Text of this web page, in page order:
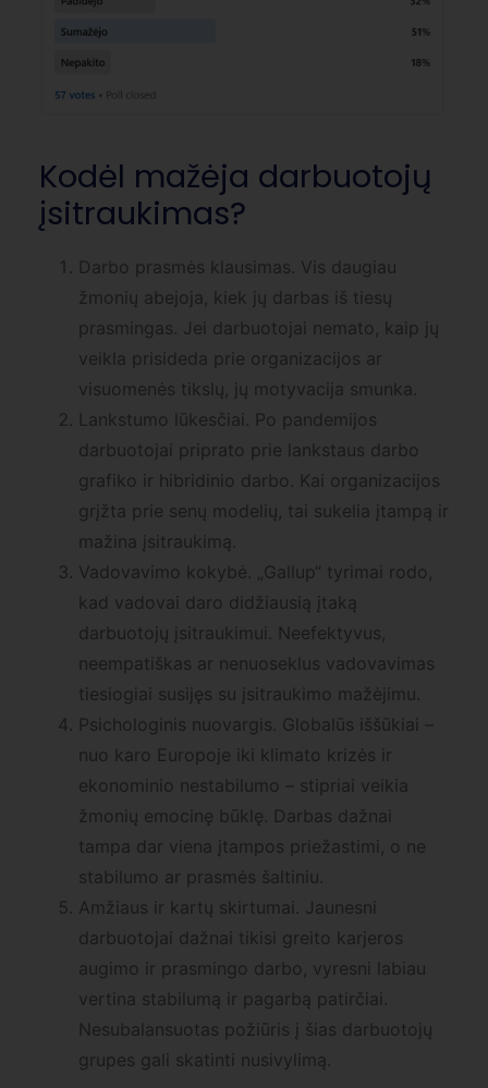
Kodėl mažėja darbuotojų
įsitraukimas?
Darbo prasmės klausimas. Vis daugiau
žmonių abejoja, kiek jų darbas iš tiesų
prasmingas. Jei darbuotojai nemato, kaip jų
veikla prisideda prie organizacijos ar
visuomenės tikslų, jų motyvacija smunka.
Lankstumo lūkesčiai. Po pandemijos
darbuotojai priprato prie lankstaus darbo
grafiko ir hibridinio darbo. Kai organizacijos
grįžta prie senų modelių, tai sukelia įtampą ir
mažina įsitraukimą.
Vadovavimo kokybė. „Gallup“ tyrimai rodo,
kad vadovai daro didžiausią įtaką
darbuotojų įsitraukimui. Neefektyvus,
neempatiškas ar nenuoseklus vadovavimas
tiesiogiai susijęs su įsitraukimo mažėjimu.
Psichologinis nuovargis. Globalūs iššūkiai –
nuo karo Europoje iki klimato krizės ir
ekonominio nestabilumo – stipriai veikia
žmonių emocinę būklę. Darbas dažnai
tampa dar viena įtampos priežastimi, o ne
stabilumo ar prasmės šaltiniu.
Amžiaus ir kartų skirtumai. Jaunesni
darbuotojai dažnai tikisi greito karjeros
augimo ir prasmingo darbo, vyresni labiau
vertina stabilumą ir pagarbą patirčiai.
Nesubalansuotas požiūris į šias darbuotojų
grupes gali skatinti nusivylimą.